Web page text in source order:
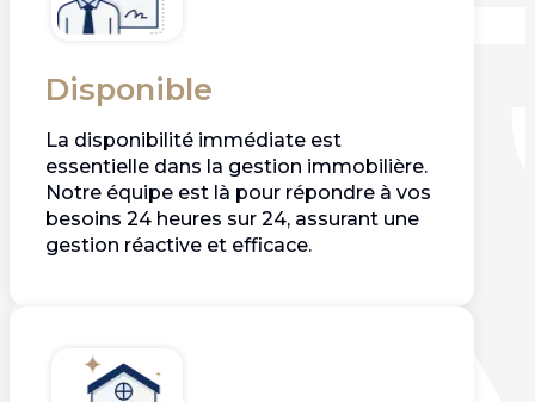
Disponible
La disponibilité immédiate est
essentielle dans la gestion immobilière.
Notre équipe est là pour répondre à vos
besoins 24 heures sur 24, assurant une
gestion réactive et efficace.